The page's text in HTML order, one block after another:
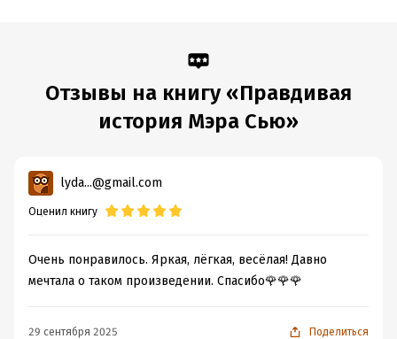
Отзывы на книгу «Правдивая
история Мэра Сью»
lyda...@gmail.com
Оценил книгу
Очень понравилось. Яркая, лёгкая, весёлая! Давно
мечтала о таком произведении. Спасибо🌹🌹🌹
29 сентября 2025 Поделиться